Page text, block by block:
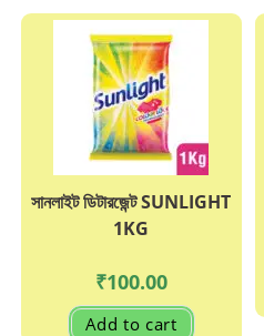
সানলাইট ডিটারজেন্ট SUNLIGHT
1KG
₹100.00
Add to cart